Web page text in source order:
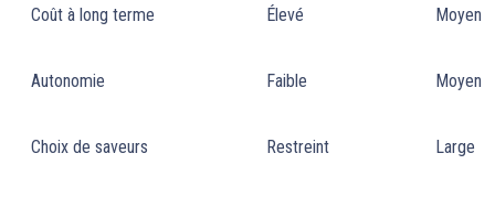
Coût à long terme Élevé Moyen
Autonomie Faible
Choix de saveurs Restreint Large